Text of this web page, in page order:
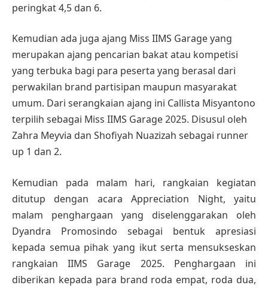
peringkat 4,5 dan 6.
Kemudian ada juga ajang Miss IIMS Garage yang
merupakan ajang pencarian bakat atau kompetisi
yang terbuka bagi para peserta yang berasal dari
perwakilan brand partisipan maupun masyarakat
umum. Dari serangkaian ajang ini Callista Misyantono
terpilih sebagai Miss IIMS Garage 2025. Disusul oleh
Zahra Meyvia dan Shofiyah Nuazizah sebagai runner
up 1 dan 2.
Kemudian pada malam hari, rangkaian kegiatan
ditutup dengan acara Appreciation Night, yaitu
malam penghargaan yang diselenggarakan oleh
Dyandra Promosindo sebagai bentuk apresiasi
kepada semua pihak yang ikut serta mensukseskan
rangkaian IIMS Garage 2025. Penghargaan ini
diberikan kepada para brand roda empat, roda dua,